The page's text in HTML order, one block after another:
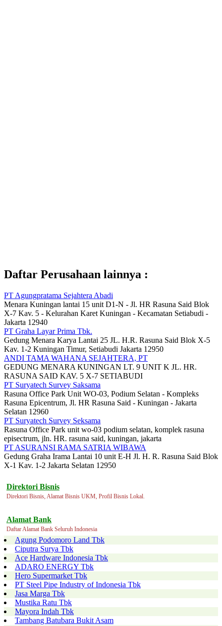
Daftar Perusahaan lainnya :
PT Agungpratama Sejahtera Abadi
Menara Kuningan lantai 15 unit D1-N - Jl. HR Rasuna Said Blok
X-7 Kav. 5 - Kelurahan Karet Kuningan - Kecamatan Setiabudi -
Jakarta 12940
PT Graha Layar Prima Tbk.
Gedung Menara Karya Lantai 25 JL. H.R. Rasuna Said Blok X-5
Kav. 1-2 Kuningan Timur, Setiabudi Jakarta 12950
ANDI TAMA WAHANA SEJAHTERA, PT
GEDUNG MENARA KUNINGAN LT. 9 UNIT K JL. HR.
RASUNA SAID KAV. 5 X-7 SETIABUDI
PT Suryatech Survey Saksama
Rasuna Office Park Unit WO-03, Podium Selatan - Kompleks
Rasuna Epicentrum, Jl. HR Rasuna Said - Kuningan - Jakarta
Selatan 12960
PT Suryatech Survey Seksama
Rasuna Office Park unit wo-03 podium selatan, komplek rasuna
episectrum, jln. HR. rasuna said, kuningan, jakarta
PT ASURANSI RAMA SATRIA WIBAWA
Gedung Graha Irama Lantai 10 unit E-H Jl. H. R. Rasuna Said Blok
X-1 Kav. 1-2 Jakarta Selatan 12950
Direktori Bisnis
Direktori Bisnis, Alamat Bisnis UKM, Profil Bisnis Lokal.
Alamat Bank
Daftar Alamat Bank Seluruh Indonesia
Agung Podomoro Land Tbk
Ciputra Surya Tbk
Ace Hardware Indonesia Tbk
ADARO ENERGY Tbk
Hero Supermarket Tbk
PT Steel Pipe Industry of Indonesia Tbk
Jasa Marga Tbk
Mustika Ratu Tbk
Mayora Indah Tbk
Tambang Batubara Bukit Asam